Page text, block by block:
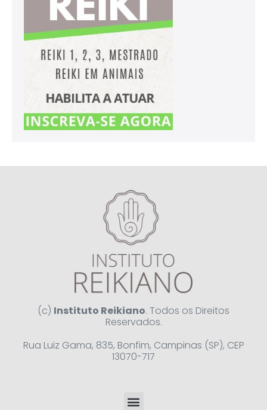
(c) Instituto Reikiano. Todos os Direitos
Reservados.
Rua Luiz Gama, 835, Bonfim, Campinas (SP), CEP
13070-717